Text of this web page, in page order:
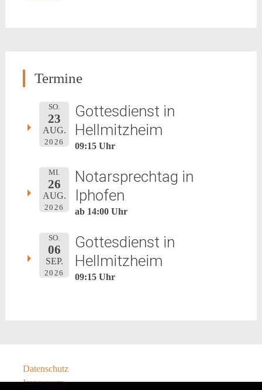
Termine
SO.
23
AUG.
2026
Gottesdienst in
Hellmitzheim
09:15 Uhr
MI.
26
AUG.
2026
Notarsprechtag in
Iphofen
ab 14:00 Uhr
SO.
06
SEP.
2026
Gottesdienst in
Hellmitzheim
09:15 Uhr
Datenschutz
Impressum